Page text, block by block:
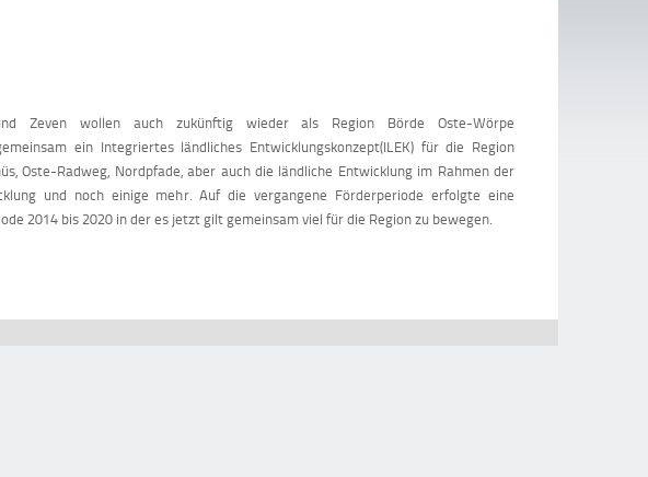
Zeven wollen auch zukünftig wieder als Region Börde Oste-Wörpe
ein Integriertes ländliches Entwicklungskonzept(ILEK) für die Region
Oste-Radweg, Nordpfade, aber auch die ländliche Entwicklung im Rahmen der
und noch einige mehr. Auf die vergangene Förderperiode erfolgte eine
2014 bis 2020 in der es jetzt gilt gemeinsam viel für die Region zu bewegen.